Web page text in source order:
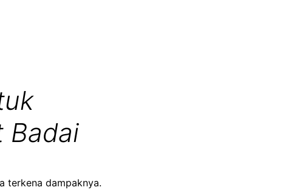
Badai
terkena dampaknya.